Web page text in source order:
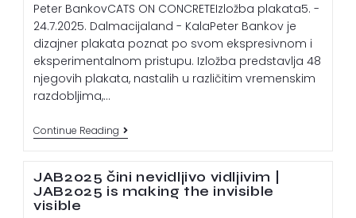
Peter BankovCATS ON CONCRETEIzložba plakata5. -
24.7.2025. Dalmacijaland - KalaPeter Bankov je
dizajner plakata poznat po svom ekspresivnom i
eksperimentalnom pristupu. Izložba predstavlja 48
njegovih plakata, nastalih u različitim vremenskim
razdobljima,…
Continue Reading
JAB2025 čini nevidljivo vidljivim |
JAB2025 is making the invisible
visible